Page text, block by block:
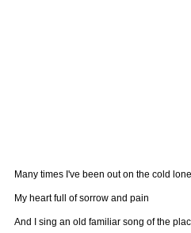
Many times I've been out on the cold
My heart full of sorrow and pain
And I sing an old familiar song of the